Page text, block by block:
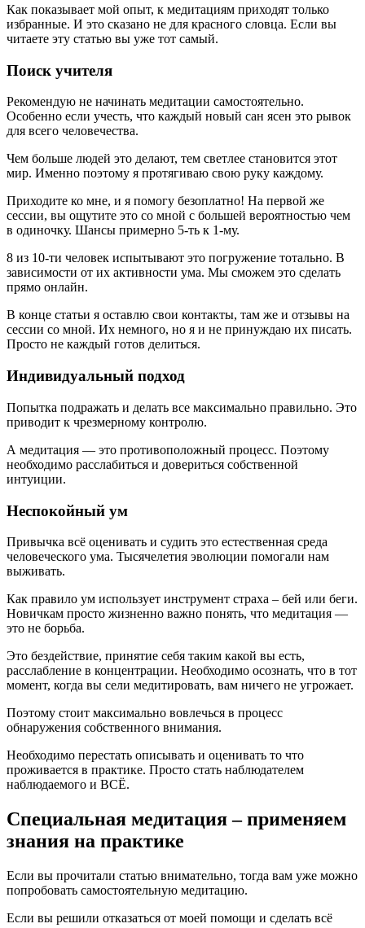
Как показывает мой опыт, к медитациям приходят только
избранные. И это сказано не для красного словца. Если вы
читаете эту статью вы уже тот самый.
Поиск учителя
Рекомендую не начинать медитации самостоятельно.
Особенно если учесть, что каждый новый сан ясен это рывок
для всего человечества.
Чем больше людей это делают, тем светлее становится этот
мир. Именно поэтому я протягиваю свою руку каждому.
Приходите ко мне, и я помогу безоплатно! На первой же
сессии, вы ощутите это со мной с большей вероятностью чем
в одиночку. Шансы примерно 5-ть к 1-му.
8 из 10-ти человек испытывают это погружение тотально. В
зависимости от их активности ума. Мы сможем это сделать
прямо онлайн.
В конце статьи я оставлю свои контакты, там же и отзывы на
сессии со мной. Их немного, но я и не принуждаю их писать.
Просто не каждый готов делиться.
Индивидуальный подход
Попытка подражать и делать все максимально правильно. Это
приводит к чрезмерному контролю.
А медитация — это противоположный процесс. Поэтому
необходимо расслабиться и довериться собственной
интуиции.
Неспокойный ум
Привычка всё оценивать и судить это естественная среда
человеческого ума. Тысячелетия эволюции помогали нам
выживать.
Как правило ум использует инструмент страха – бей или беги.
Новичкам просто жизненно важно понять, что медитация —
это не борьба.
Это бездействие, принятие себя таким какой вы есть,
расслабление в концентрации. Необходимо осознать, что в тот
момент, когда вы сели медитировать, вам ничего не угрожает.
Поэтому стоит максимально вовлечься в процесс
обнаружения собственного внимания.
Необходимо перестать описывать и оценивать то что
проживается в практике. Просто стать наблюдателем
наблюдаемого и ВСЁ.
Специальная медитация – применяем
знания на практике
Если вы прочитали статью внимательно, тогда вам уже можно
попробовать самостоятельную медитацию.
Если вы решили отказаться от моей помощи и сделать всё